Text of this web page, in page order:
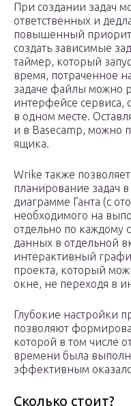
При создании задач
ответственных и
повышенный
создать зависимые
таймер, который
время, потраченное
задаче файлы можно
интерфейсе сервиса,
в одном месте.
и в Basecamp, можно
ящика.
Wrike также
планирование задач
диаграмме Ганта (с
необходимого на
отдельно по каждому
данных в отдельной
интерактивный
проекта, который
окне, не переходя в
Глубокие настройки
позволяют
которой в том числе
времени была
эффективным
Сколько стоит?